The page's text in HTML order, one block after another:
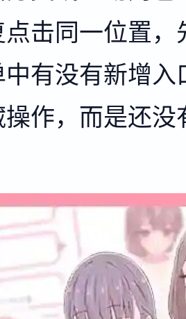
点击同一位置
中有没有新增
作，而是还